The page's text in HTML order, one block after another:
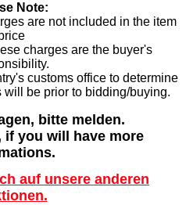
Note:
are not included in the item
charges are the buyer's
customs office to determine
be prior to bidding/buying.
bitte melden.
if you will have more
auf unsere anderen